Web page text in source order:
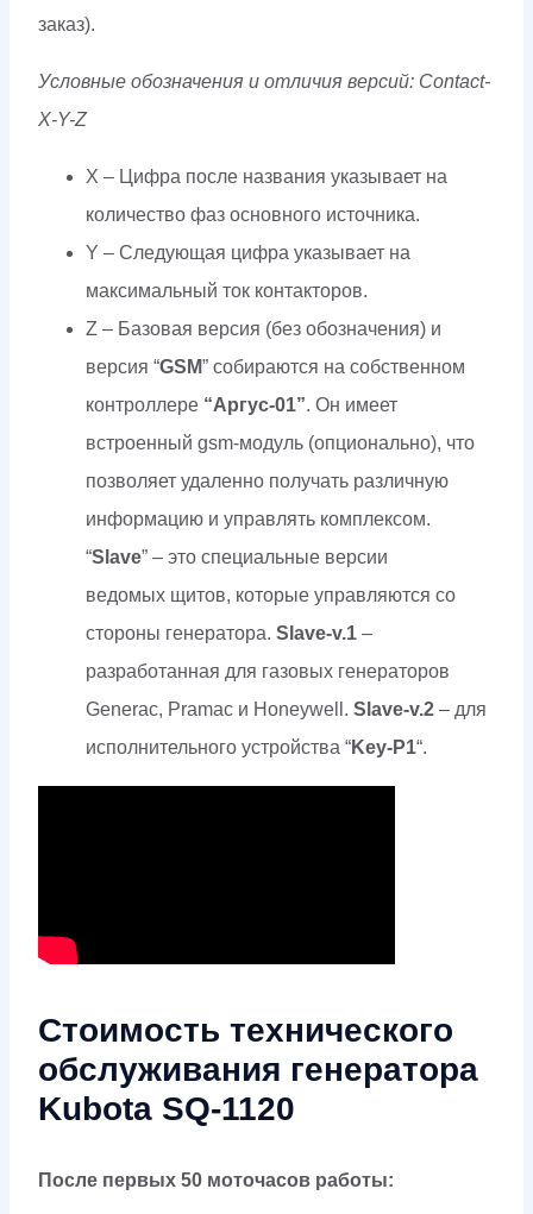
заказ).
Условные обозначения и отличия версий: Contact-
X-Y-Z
X – Цифра после названия указывает на
количество фаз основного источника.
Y – Следующая цифра указывает на
максимальный ток контакторов.
Z – Базовая версия (без обозначения) и
версия “GSM” собираются на собственном
контроллере “Аргус-01”. Он имеет
встроенный gsm-модуль (опционально), что
позволяет удаленно получать различную
информацию и управлять комплексом.
“Slave” – это специальные версии
ведомых щитов, которые управляются со
стороны генератора. Slave-v.1 –
разработанная для газовых генераторов
Generac, Pramac и Honeywell. Slave-v.2 – для
исполнительного устройства “Key-P1“.
Стоимость технического
обслуживания генератора
Kubota SQ-1120
После первых 50 моточасов работы: